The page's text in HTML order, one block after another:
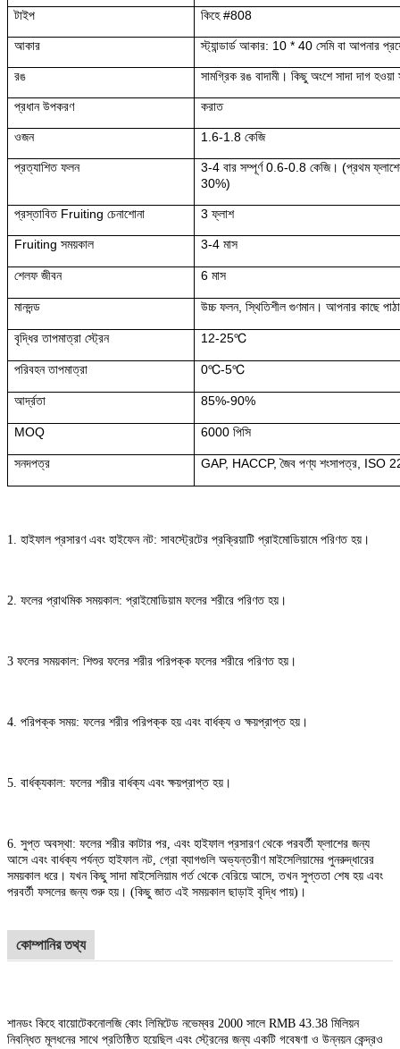
টাইপ কিহে #808
আকার স্ট্যান্ডার্ড আকার: 10 * 40 সেমি বা আপনার
রঙ সামগ্রিক রঙ বাদামী। কিছু অংশে সাদা দাগ হওয়া
প্রধান উপকরণ করাত
ওজন 1.6-1.8 কেজি
প্রত্যাশিত ফলন
3-4 বার সম্পূর্ণ 0.6-0.8 কেজি। (প্রথম
30%)
প্রস্তাবিত Fruiting চেনাশোনা 3 ফ্লাশ
Fruiting সময়কাল 3-4 মাস
শেলফ জীবন 6 মাস
মানদন্ড উচ্চ ফলন, স্থিতিশীল গুণমান। আপনার কাছে
বৃদ্ধির তাপমাত্রা স্ট্রেন 12-25℃
পরিবহন তাপমাত্রা 0℃-5℃
আর্দ্রতা 85%-90%
MOQ 6000 পিসি
সনদপত্র GAP, HACCP, জৈব পণ্য শংসাপত্র, ISO
1. হাইফাল প্রসারণ এবং হাইফেন নট: সাবস্ট্রেটের প্রক্রিয়াটি প্রাইমোডিয়ামে পরিণত হয়।
2. ফলের প্রাথমিক সময়কাল: প্রাইমোডিয়াম ফলের শরীরে পরিণত হয়।
3 ফলের সময়কাল: শিশুর ফলের শরীর পরিপক্ক ফলের শরীরে পরিণত হয়।
4. পরিপক্ক সময়: ফলের শরীর পরিপক্ক হয় এবং বার্ধক্য ও ক্ষয়প্রাপ্ত হয়।
5. বার্ধক্যকাল: ফলের শরীর বার্ধক্য এবং ক্ষয়প্রাপ্ত হয়।
6. সুপ্ত অবস্থা: ফলের শরীর কাটার পর, এবং হাইফাল প্রসারণ থেকে পরবর্তী ফ্লাশের জন্য
আসে এবং বার্ধক্য পর্যন্ত হাইফাল নট, গ্রো ব্যাগগুলি অভ্যন্তরীণ মাইসেলিয়ামের পুনরুদ্ধারের
সময়কাল ধরে। যখন কিছু সাদা মাইসেলিয়াম গর্ত থেকে বেরিয়ে আসে, তখন সুপ্ততা শেষ হয় এবং
পরবর্তী ফসলের জন্য শুরু হয়। (কিছু জাত এই সময়কাল ছাড়াই বৃদ্ধি পায়)।
কোম্পানির তথ্য
শানডং কিহে বায়োটেকনোলজি কোং লিমিটেড নভেম্বর 2000 সালে RMB 43.38 মিলিয়ন
নিবন্ধিত মূলধনের সাথে প্রতিষ্ঠিত হয়েছিল এবং স্ট্রেনের জন্য একটি গবেষণা ও উন্নয়ন কেন্দ্রও